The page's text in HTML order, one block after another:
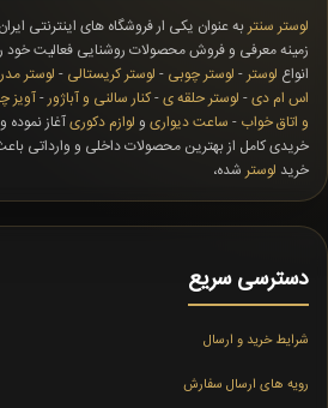
لوستر سنتر به عنوان یکی ار فروشگاه های اینترنتی
زمینه معرفی و فروش محصولات روشنایی فعالیت خود
انواع لوستر - لوستر چوبی - لوستر کریستالی - لوستر
اس ام دی- لوستر حلقه ی-کنار سالنی و آباژور-آویز
و اتاق خواب - ساعت دیواری و لوازم دکوریآغاز
خریدی کامل از بهترین محصولات داخلی و وارداتی
خرید لوستر شده،
دسترسی سریع
شرایط خرید و ارسال
رویه های ارسال سفارش